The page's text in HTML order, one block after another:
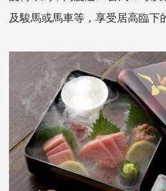
及駿馬或馬車等，享受居高臨下